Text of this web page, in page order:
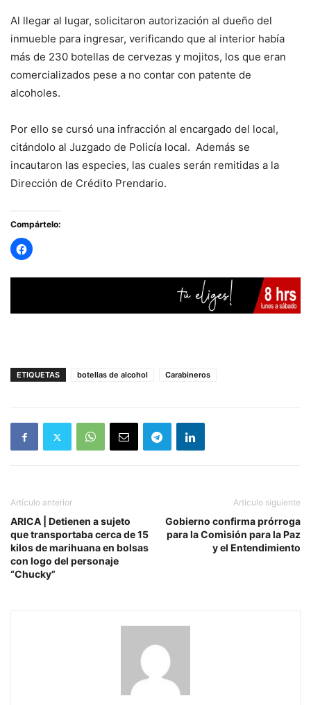
Al llegar al lugar, solicitaron autorización al dueño del
inmueble para ingresar, verificando que al interior había
más de 230 botellas de cervezas y mojitos, los que eran
comercializados pese a no contar con patente de
alcoholes.
Por ello se cursó una infracción al encargado del local,
citándolo al Juzgado de Policía local. Además se
incautaron las especies, las cuales serán remitidas a la
Dirección de Crédito Prendario.
Compártelo:
ETIQUETAS botellas de alcohol Carabineros
Artículo anterior
ARICA | Detienen a sujeto
que transportaba cerca de 15
kilos de marihuana en bolsas
con logo del personaje
“Chucky”
Artículo siguiente
Gobierno confirma prórroga
para la Comisión para la Paz
y el Entendimiento